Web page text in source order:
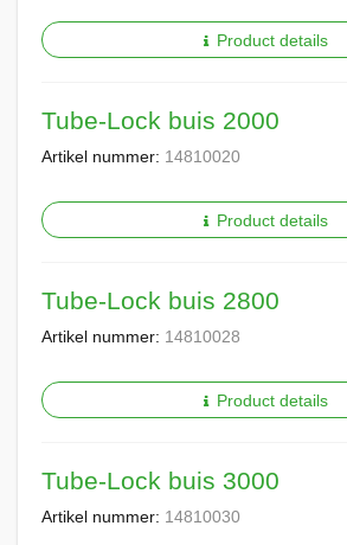
Product details
Tube-Lock buis 2000
Artikel nummer: 14810020
Product details
Tube-Lock buis 2800
Artikel nummer: 14810028
Product details
Tube-Lock buis 3000
Artikel nummer: 14810030